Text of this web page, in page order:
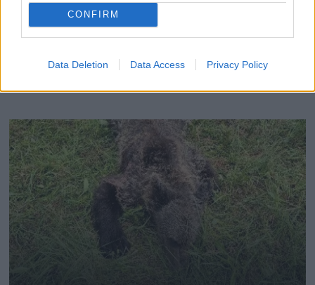
CONFIRM
Data Deletion Data Access Privacy Policy